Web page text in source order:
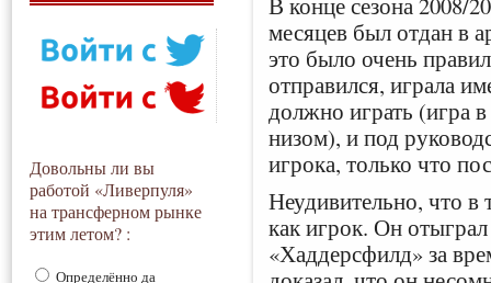
Довольны ли вы
работой «Ливерпуля»
на трансферном рынке
этим летом? :
Определённо да
месяцев был отдан в
это было очень
отправился, играла
должно играть (игра
низом), и под
игрока, только что
Неудивительно, что в
как игрок. Он
«Хаддерсфилд» за